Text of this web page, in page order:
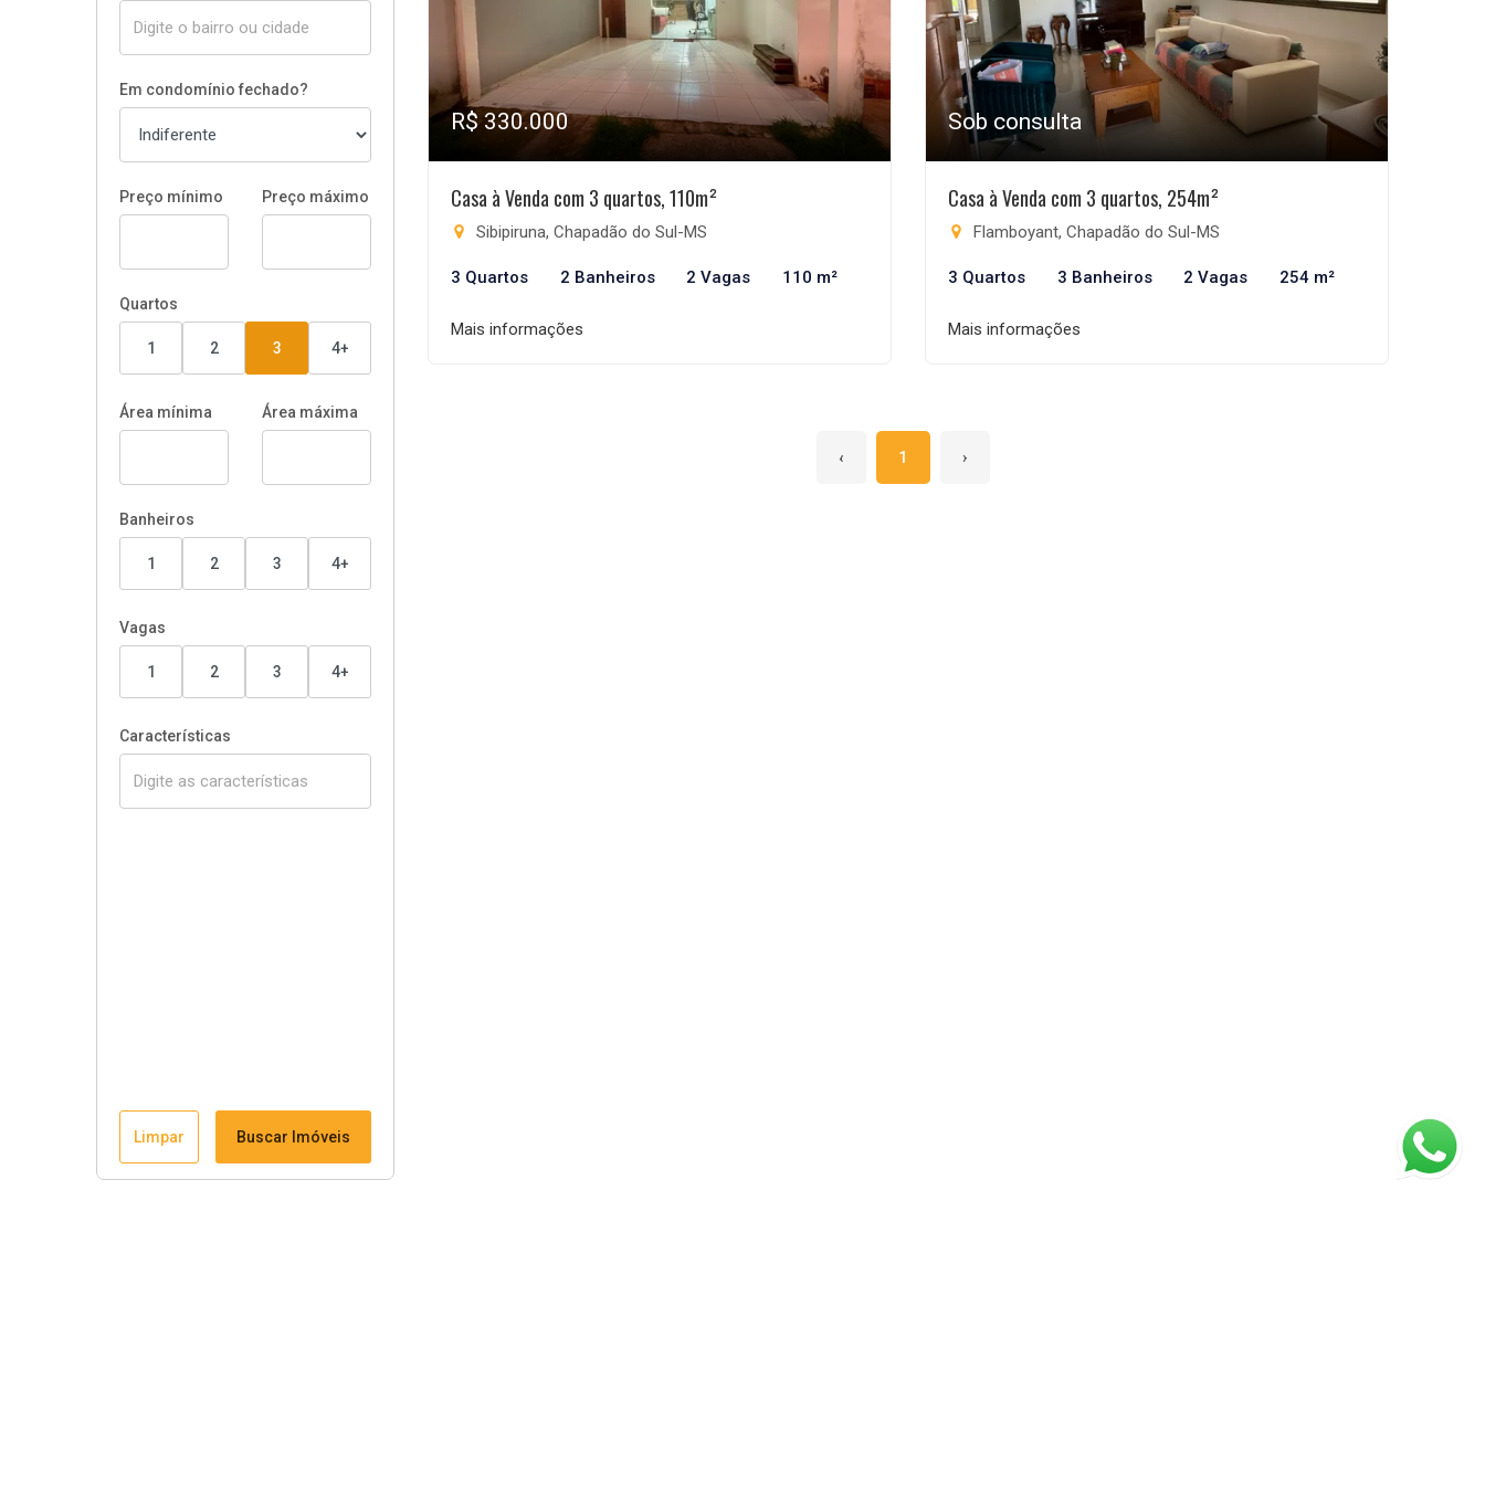
Em condomínio fechado?
Preço mínimo Preço máximo
Quartos
1 2 3 4+
Área mínima Área máxima
Banheiros
1 2 3 4+
Vagas
1 2 3 4+
Características
Limpar Buscar Imóveis
R$ 330.000
Casa à Venda com 3 quartos, 110m²
Sibipiruna, Chapadão do Sul-MS
3 Quartos 2 Banheiros 2 Vagas 110 m²
Mais informações
Sob consulta
Casa à Venda com 3 quartos, 254m²
Flamboyant, Chapadão do Sul-MS
3 Quartos 3 Banheiros 2 Vagas 254 m²
Mais informações
‹ 1 ›